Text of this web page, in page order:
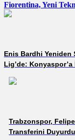
Fiorentina, Yeni
Enis Bardhi Yeniden
Lig’de: Konyaspor’a
Trabzonspor,
Transferini